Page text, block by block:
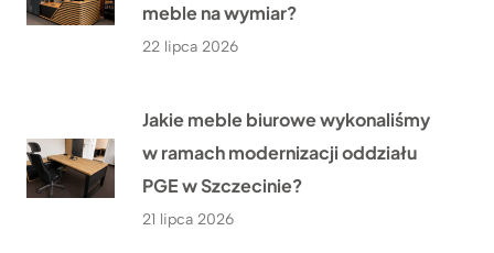
meble na wymiar?
22 lipca 2026
Jakie meble biurowe wykonaliśmy
w ramach modernizacji oddziału
PGE w Szczecinie?
21 lipca 2026